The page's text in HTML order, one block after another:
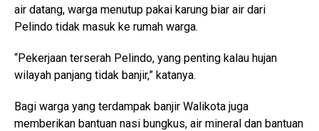
air datang, warga menutup pakai karung biar air dari
Pelindo tidak masuk ke rumah warga.
“Pekerjaan terserah Pelindo, yang penting kalau hujan
wilayah panjang tidak banjir,” katanya.
Bagi warga yang terdampak banjir Walikota juga
memberikan bantuan nasi bungkus, air mineral dan bantuan